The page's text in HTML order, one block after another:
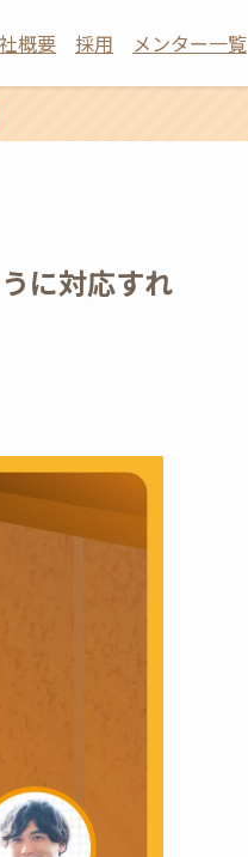
概要 採用 メンター一覧
に対応すれ